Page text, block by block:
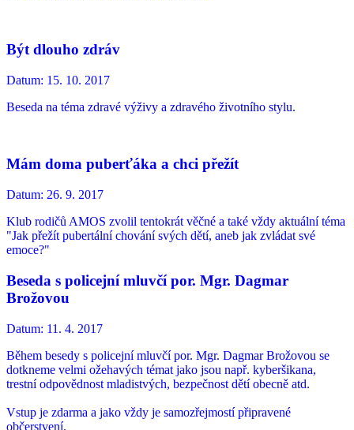
Být dlouho zdráv
Datum: 15. 10. 2017
Beseda na téma zdravé výživy a zdravého životního stylu.
Mám doma puberťáka a chci přežít
Datum: 26. 9. 2017
Klub rodičů AMOS zvolil tentokrát věčné a také vždy aktuální téma
"Jak přežít pubertální chování svých dětí, aneb jak zvládat své
emoce?"
Beseda s policejní mluvčí por. Mgr. Dagmar
Brožovou
Datum: 11. 4. 2017
Během besedy s policejní mluvčí por. Mgr. Dagmar Brožovou se
dotkneme velmi ožehavých témat jako jsou např. kyberšikana,
trestní odpovědnost mladistvých, bezpečnost dětí obecně atd.
Vstup je zdarma a jako vždy je samozřejmostí připravené
občerstvení.